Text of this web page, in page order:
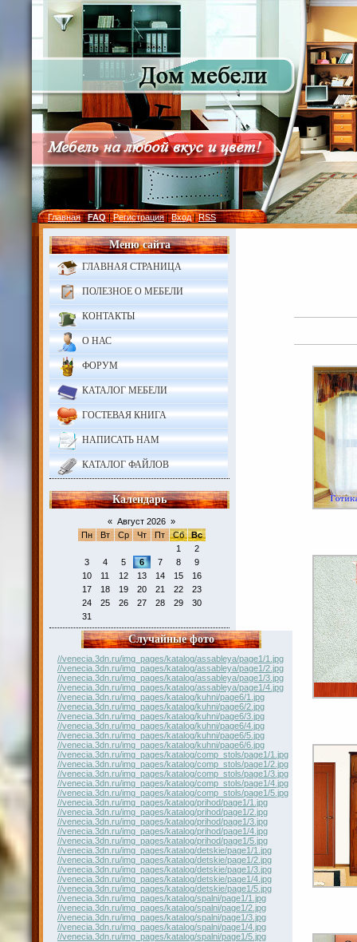
Главная|FAQ|Регистрация|Вход|RSS
Меню сайта
ГЛАВНАЯ СТРАНИЦА
ПОЛЕЗНОЕ О МЕБЕЛИ
КОНТАКТЫ
О НАС
ФОРУМ
КАТАЛОГ МЕБЕЛИ
ГОСТЕВАЯ КНИГА
НАПИСАТЬ НАМ
КАТАЛОГ ФАЙЛОВ
Календарь
« Август 2026 »
Пн
Вт Ср Чт Пт Сб
Вс
1
2
3
4 5 6 7 8
9
10
11 12 13 14 15
16
17
18 19 20 21 22
23
24
25 26 27 28 29
30
31
Случайные фото
//venecia.3dn.ru/img_pages/katalog/assableya/page1/1.jpg
//venecia.3dn.ru/img_pages/katalog/assableya/page1/2.jpg
//venecia.3dn.ru/img_pages/katalog/assableya/page1/3.jpg
//venecia.3dn.ru/img_pages/katalog/assableya/page1/4.jpg
//venecia.3dn.ru/img_pages/katalog/kuhni/page6/1.jpg
//venecia.3dn.ru/img_pages/katalog/kuhni/page6/2.jpg
//venecia.3dn.ru/img_pages/katalog/kuhni/page6/3.jpg
//venecia.3dn.ru/img_pages/katalog/kuhni/page6/4.jpg
//venecia.3dn.ru/img_pages/katalog/kuhni/page6/5.jpg
//venecia.3dn.ru/img_pages/katalog/kuhni/page6/6.jpg
//venecia.3dn.ru/img_pages/katalog/comp_stols/page1/1.jpg
//venecia.3dn.ru/img_pages/katalog/comp_stols/page1/2.jpg
//venecia.3dn.ru/img_pages/katalog/comp_stols/page1/3.jpg
//venecia.3dn.ru/img_pages/katalog/comp_stols/page1/4.jpg
//venecia.3dn.ru/img_pages/katalog/comp_stols/page1/5.jpg
//venecia.3dn.ru/img_pages/katalog/prihod/page1/1.jpg
//venecia.3dn.ru/img_pages/katalog/prihod/page1/2.jpg
//venecia.3dn.ru/img_pages/katalog/prihod/page1/3.jpg
//venecia.3dn.ru/img_pages/katalog/prihod/page1/4.jpg
//venecia.3dn.ru/img_pages/katalog/prihod/page1/5.jpg
//venecia.3dn.ru/img_pages/katalog/detskie/page1/1.jpg
//venecia.3dn.ru/img_pages/katalog/detskie/page1/2.jpg
//venecia.3dn.ru/img_pages/katalog/detskie/page1/3.jpg
//venecia.3dn.ru/img_pages/katalog/detskie/page1/4.jpg
//venecia.3dn.ru/img_pages/katalog/detskie/page1/5.jpg
//venecia.3dn.ru/img_pages/katalog/spalni/page1/1.jpg
//venecia.3dn.ru/img_pages/katalog/spalni/page1/2.jpg
//venecia.3dn.ru/img_pages/katalog/spalni/page1/3.jpg
//venecia.3dn.ru/img_pages/katalog/spalni/page1/4.jpg
//venecia.3dn.ru/img_pages/katalog/spalni/page1/5.jpg